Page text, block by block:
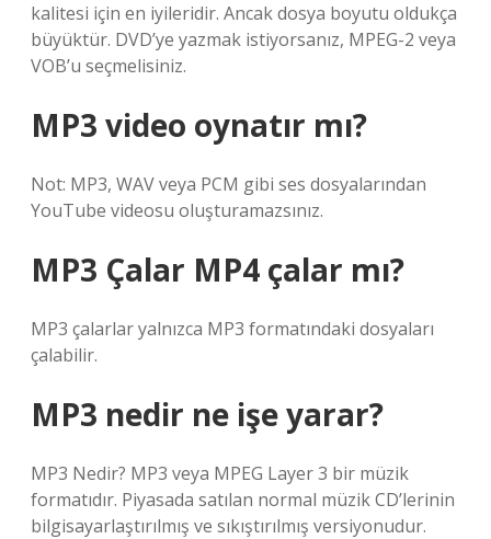
kalitesi için en iyileridir. Ancak dosya boyutu oldukça
büyüktür. DVD’ye yazmak istiyorsanız, MPEG-2 veya
VOB’u seçmelisiniz.
MP3 video oynatır mı?
Not: MP3, WAV veya PCM gibi ses dosyalarından
YouTube videosu oluşturamazsınız.
MP3 Çalar MP4 çalar mı?
MP3 çalarlar yalnızca MP3 formatındaki dosyaları
çalabilir.
MP3 nedir ne işe yarar?
MP3 Nedir? MP3 veya MPEG Layer 3 bir müzik
formatıdır. Piyasada satılan normal müzik CD’lerinin
bilgisayarlaştırılmış ve sıkıştırılmış versiyonudur.